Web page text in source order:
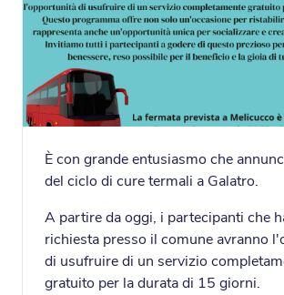
È con grande entusiasmo che
del ciclo di cure termali a Galatro.
A partire da oggi, i partecipanti che
richiesta presso il comune avranno
di usufruire di un servizio
gratuito per la durata di 15 giorni.